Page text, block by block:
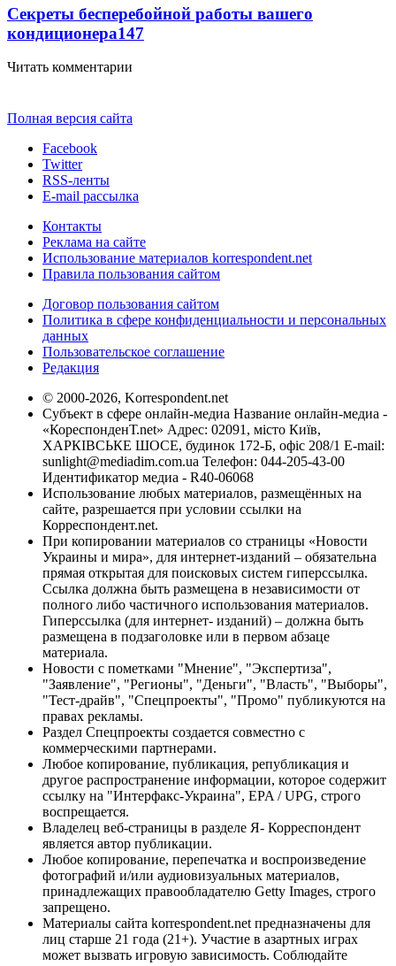
Секреты бесперебойной работы вашего
кондиционера147
Читать комментарии
Полная версия сайта
Facebook
Twitter
RSS-ленты
E-mail рассылка
Контакты
Реклама на сайте
Использование материалов korrespondent.net
Правила пользования сайтом
Договор пользования сайтом
Политика в сфере конфиденциальности и персональных
данных
Пользовательское соглашение
Редакция
© 2000-2026, Korrespondent.net
Субъект в сфере онлайн-медиа Название онлайн-медиа -
«КореспонденТ.net» Адрес: 02091, місто Київ,
ХАРКІВСЬКЕ ШОСЕ, будинок 172-Б, офіс 208/1 E-mail:
sunlight@mediadim.com.ua Телефон: 044-205-43-00
Идентификатор медиа - R40-06068
Использование любых материалов, размещённых на
сайте, разрешается при условии ссылки на
Корреспондент.net.
При копировании материалов со страницы «Новости
Украины и мира», для интернет-изданий – обязательна
прямая открытая для поисковых систем гиперссылка.
Ссылка должна быть размещена в независимости от
полного либо частичного использования материалов.
Гиперссылка (для интернет- изданий) – должна быть
размещена в подзаголовке или в первом абзаце
материала.
Новости с пометками "Мнение", "Экспертиза",
"Заявление", "Регионы", "Деньги", "Власть", "Выборы",
"Тест-драйв", "Спецпроекты", "Промо" публикуются на
правах рекламы.
Раздел Спецпроекты создается совместно с
коммерческими партнерами.
Любое копирование, публикация, републикация и
другое распространение информации, которое содержит
ссылку на "Интерфакс-Украина", EPA / UPG, строго
воспрещается.
Владелец веб-страницы в разделе Я- Корреспондент
является автор публикации.
Любое копирование, перепечатка и воспроизведение
фотографий и/или аудиовизуальных материалов,
принадлежащих правообладателю Getty Images, строго
запрещено.
Материалы сайта korrespondent.net предназначены для
лиц старше 21 года (21+). Участие в азартных играх
может вызвать игровую зависимость. Соблюдайте